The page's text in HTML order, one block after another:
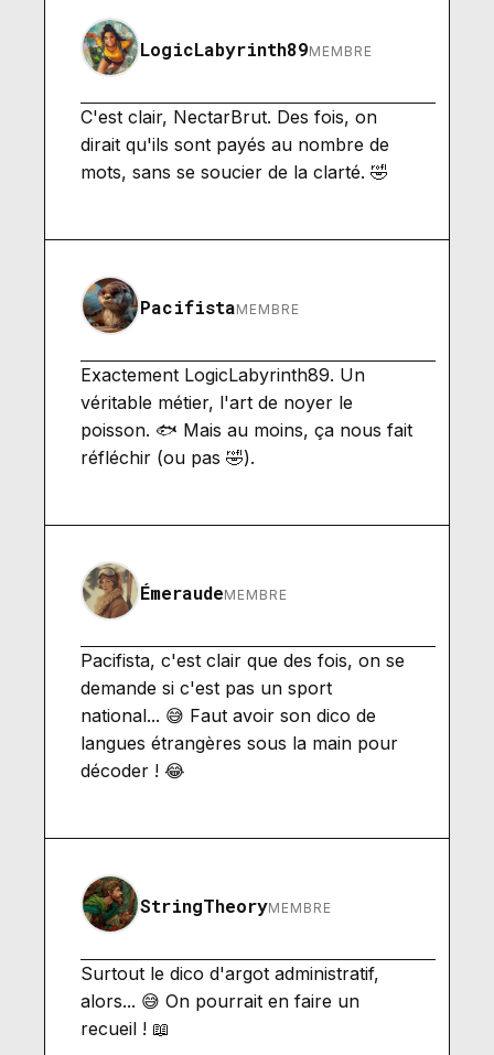
LogicLabyrinth89MEMBRE
C'est clair, NectarBrut. Des fois, on
dirait qu'ils sont payés au nombre de
mots, sans se soucier de la clarté. 🤣
PacifistaMEMBRE
Exactement LogicLabyrinth89. Un
véritable métier, l'art de noyer le
poisson. 🐟 Mais au moins, ça nous fait
réfléchir (ou pas 🤣).
ÉmeraudeMEMBRE
Pacifista, c'est clair que des fois, on se
demande si c'est pas un sport
national... 😅 Faut avoir son dico de
langues étrangères sous la main pour
décoder ! 😂
StringTheoryMEMBRE
Surtout le dico d'argot administratif,
alors... 😅 On pourrait en faire un
recueil ! 📖